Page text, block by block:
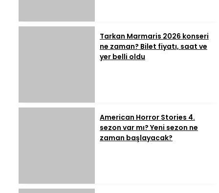
Tarkan Marmaris 2026 konseri
ne zaman? Bilet fiyatı, saat ve
yer belli oldu
American Horror Stories 4.
sezon var mı? Yeni sezon ne
zaman başlayacak?